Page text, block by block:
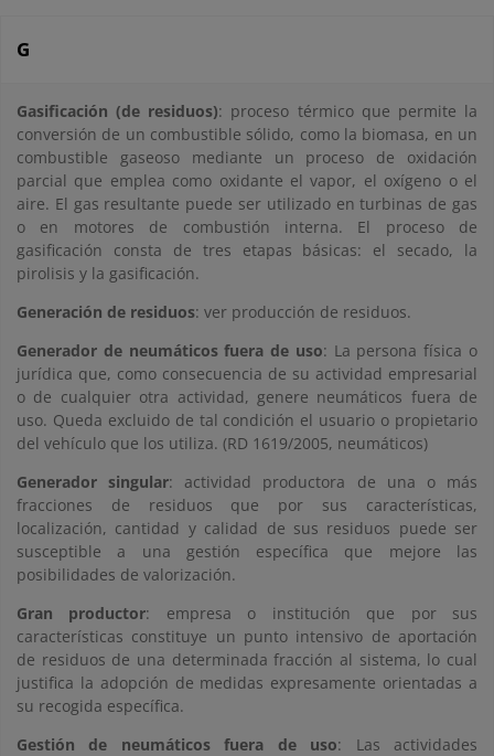
G
Gasificación (de residuos): proceso térmico que permite la
conversión de un combustible sólido, como la biomasa, en un
combustible gaseoso mediante un proceso de oxidación
parcial que emplea como oxidante el vapor, el oxígeno o el
aire. El gas resultante puede ser utilizado en turbinas de gas
o en motores de combustión interna. El proceso de
gasificación consta de tres etapas básicas: el secado, la
pirolisis y la gasificación.
Generación de residuos: ver producción de residuos.
Generador de neumáticos fuera de uso: La persona física o
jurídica que, como consecuencia de su actividad empresarial
o de cualquier otra actividad, genere neumáticos fuera de
uso. Queda excluido de tal condición el usuario o propietario
del vehículo que los utiliza. (RD 1619/2005, neumáticos)
Generador singular: actividad productora de una o más
fracciones de residuos que por sus características,
localización, cantidad y calidad de sus residuos puede ser
susceptible a una gestión específica que mejore las
posibilidades de valorización.
Gran productor: empresa o institución que por sus
características constituye un punto intensivo de aportación
de residuos de una determinada fracción al sistema, lo cual
justifica la adopción de medidas expresamente orientadas a
su recogida específica.
Gestión de neumáticos fuera de uso: Las actividades